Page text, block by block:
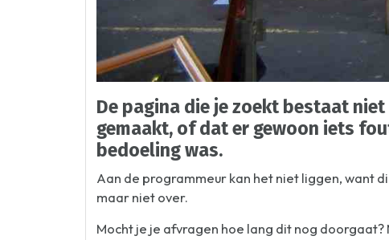
De pagina die je zoekt bestaat
gemaakt, of dat er gewoon iets
bedoeling was.
Aan de programmeur kan het niet liggen, want
maar niet over.
Mocht je je afvragen hoe lang dit nog doorgaat?